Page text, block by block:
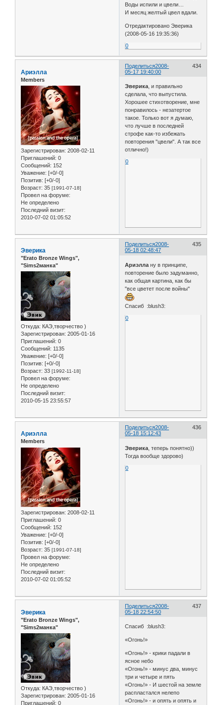
Воды испили и цвели…
И месяц желтый цвел вдали.
Отредактировано Эверика
(2008-05-16 19:35:36)
0
Поделиться 434
2008-
05-17 19:40:00
Ариэлла
Members
Зарегистрирован: 2008-02-11
Приглашений: 0
Сообщений: 152
Уважение: [+0/-0]
Позитив: [+0/-0]
Возраст: 35 [1991-07-18]
Провел на форуме:
Не определено
Последний визит:
2010-07-02 01:05:52
Эверика , и правильно
сделала, что выпустила.
Хорошее стихотворение, мне
понравилось - незатертое
такое. Только вот я думаю,
что лучше в последней
строфе как-то избежать
повторения "цвели". А так все
отлично!)
0
Поделиться 435
2008-
05-18 02:48:47
Эверика
"Erato Bronze Wings",
"Sims2манка"
Откуда: КАЭ,творчество )
Зарегистрирован: 2005-01-16
Приглашений: 0
Сообщений: 1135
Уважение: [+0/-0]
Позитив: [+0/-0]
Возраст: 33 [1992-11-18]
Провел на форуме:
Не определено
Последний визит:
2010-05-15 23:55:57
Ариэлла ну в принципе,
повторение было задуманно,
как общая картина, как бы
"все цветет после войны"
Спасиб :blush3:
0
Поделиться 436
2008-
05-18 15:12:43
Ариэлла
Members
Зарегистрирован: 2008-02-11
Приглашений: 0
Сообщений: 152
Уважение: [+0/-0]
Позитив: [+0/-0]
Возраст: 35 [1991-07-18]
Провел на форуме:
Не определено
Последний визит:
2010-07-02 01:05:52
Эверика , теперь понятно))
Тогда вообще здорово)
0
Поделиться 437
2008-
05-18 22:54:50
Эверика
"Erato Bronze Wings",
"Sims2манка"
Откуда: КАЭ,творчество )
Зарегистрирован: 2005-01-16
Приглашений: 0
Спасиб :blush3:
«Огонь!»
«Огонь!» - крики падали в
ясное небо
«Огонь!» - минус два, минус
три и четыре и пять
«Огонь!» - И шестой на земле
распластался нелепо
«Огонь!» - и опять и опять и